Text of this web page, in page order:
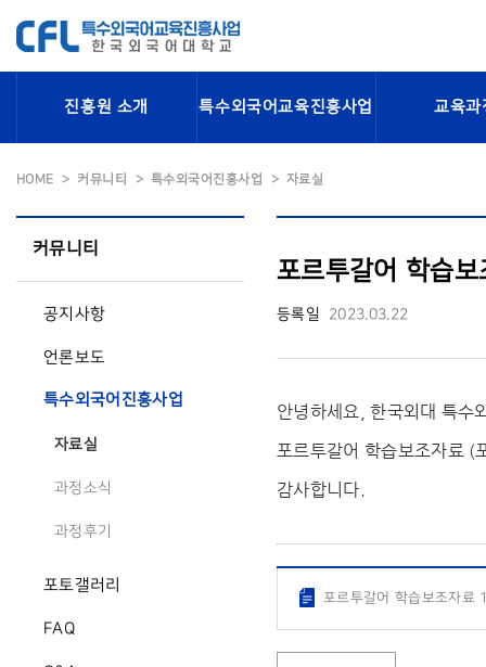
진흥원 소개 특수외국어교육진흥사업 교육과
HOME 커뮤니티 특수외국어진흥사업 자료실
커뮤니티
공지사항
언론보도
특수외국어진흥사업
자료실
과정소식
과정후기
포토갤러리
FAQ
포르투갈어 학습
등록일 2023.03.22
안녕하세요, 한국외대 특수
포르투갈어 학습보조자료
감사합니다.
포르투갈어 학습보조자료